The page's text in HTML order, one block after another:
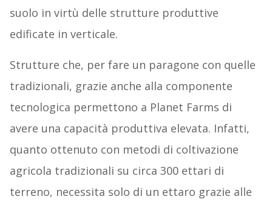
suolo in virtù delle strutture produttive
edificate in verticale.
Strutture che, per fare un paragone con quelle
tradizionali, grazie anche alla componente
tecnologica permettono a Planet Farms di
avere una capacità produttiva elevata. Infatti,
quanto ottenuto con metodi di coltivazione
agricola tradizionali su circa 300 ettari di
terreno, necessita solo di un ettaro grazie alle